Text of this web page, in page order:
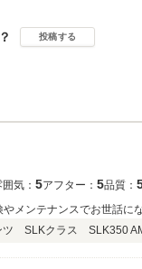
投稿する
気： 5アフター： 5品質：
メンテナンスでお世話に
ツ SLKクラス SLK350